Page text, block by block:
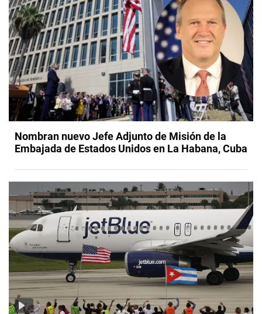
Nombran nuevo Jefe Adjunto de Misión de la
Embajada de Estados Unidos en La Habana, Cuba